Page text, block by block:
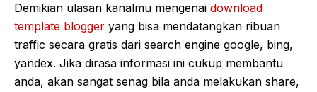
Demikian ulasan kanalmu mengenai download
template blogger yang bisa mendatangkan ribuan
traffic secara gratis dari search engine google, bing,
yandex. Jika dirasa informasi ini cukup membantu
anda, akan sangat senag bila anda melakukan share,